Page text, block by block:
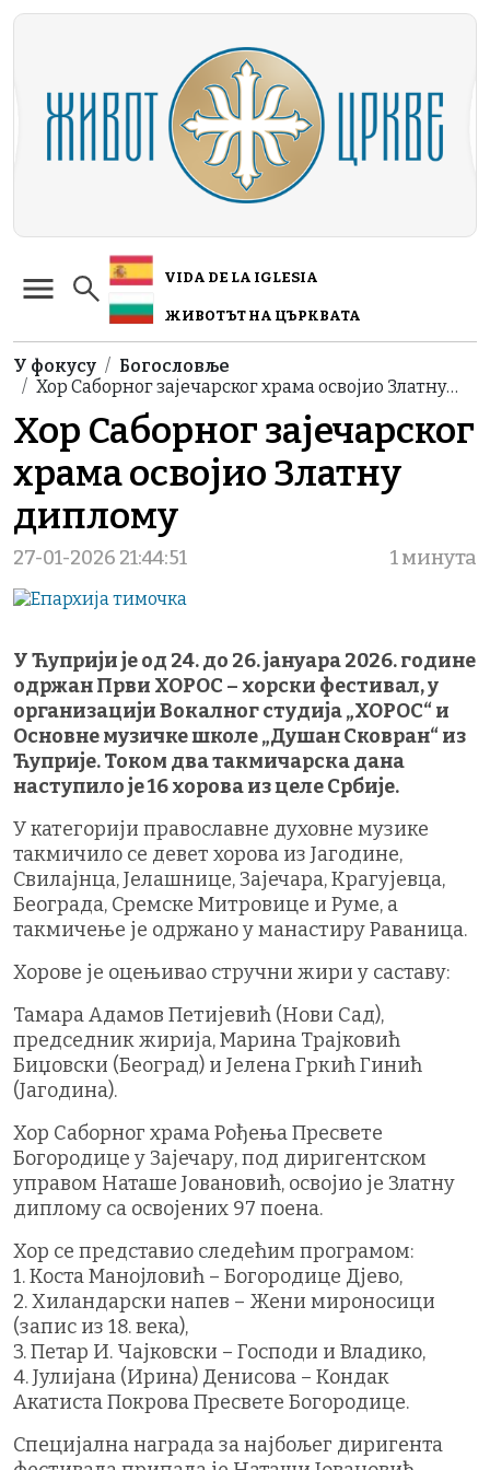
Skip to main content
VIDA DE LA IGLESIA
ЖИВОТЪТ НА ЦЪРКВАТА
Breadcrumb
У фокусу
Богословље
Хор Саборног зајечарског храма освојио Златну…
Хор Саборног зајечарског
храма освојио Златну
диплому
27-01-2026 21:44:51 1 минута
У Ћуприји је од 24. до 26. јануара 2026. године
одржан Први ХОРОС – хорски фестивал, у
организацији Вокалног студија „ХОРОС“ и
Основне музичке школе „Душан Сковран“ из
Ћуприје. Током два такмичарска дана
наступило је 16 хорова из целе Србије.
У категорији православне духовне музике
такмичило се девет хорова из Јагодине,
Свилајнца, Јелашнице, Зајечара, Крагујевца,
Београда, Сремске Митровице и Руме, а
такмичење је одржано у манастиру Раваница.
Хорове је оцењивао стручни жири у саставу:
Тамара Адамов Петијевић (Нови Сад),
председник жирија, Марина Трајковић
Биџовски (Београд) и Јелена Гркић Гинић
(Јагодина).
Хор Саборног храма Рођења Пресвете
Богородице у Зајечару, под диригентском
управом Наташе Јовановић, освојио је Златну
диплому са освојених 97 поена.
Хор се представио следећим програмом:
1. Коста Манојловић – Богородице Дјево,
2. Хиландарски напев – Жени мироносици
(запис из 18. века),
3. Петар И. Чајковски – Господи и Владико,
4. Јулијана (Ирина) Денисова – Кондак
Акатиста Покрова Пресвете Богородице.
Специјална награда за најбољег диригента